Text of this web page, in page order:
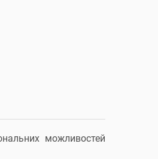
можливостей